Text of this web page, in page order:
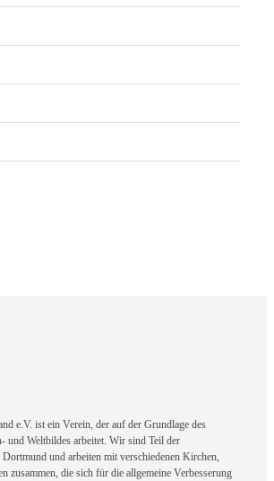
e.V. ist ein Verein, der auf der Grundlage des
und Weltbildes arbeitet. Wir sind Teil der
und arbeiten mit verschiedenen Kirchen,
zusammen, die sich für die allgemeine Verbesserung